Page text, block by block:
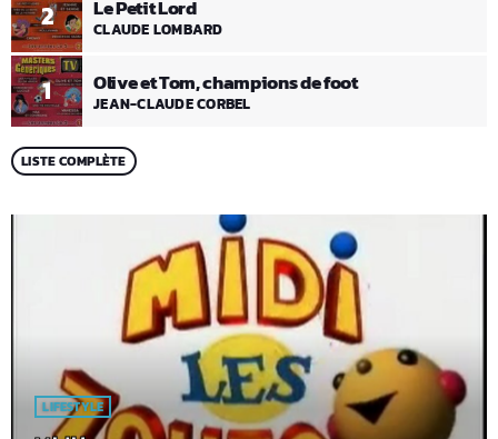
1 Olive et Tom, champions de foot
JEAN-CLAUDE CORBEL
2 Le Petit Lord
CLAUDE LOMBARD
LISTE COMPLÈTE
LIFESTYLE